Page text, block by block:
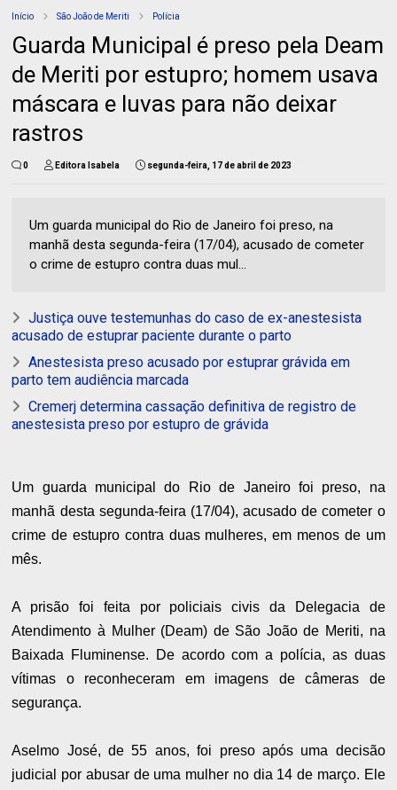
Início São João de Meriti Polícia
Guarda Municipal é preso pela Deam
de Meriti por estupro; homem usava
máscara e luvas para não deixar
rastros
0 Editora Isabela segunda-feira, 17 de abril de 2023
Um guarda municipal do Rio de Janeiro foi preso, na
manhã desta segunda-feira (17/04), acusado de cometer
o crime de estupro contra duas mul...
Justiça ouve testemunhas do caso de ex-anestesista
acusado de estuprar paciente durante o parto
Anestesista preso acusado por estuprar grávida em
parto tem audiência marcada
Cremerj determina cassação definitiva de registro de
anestesista preso por estupro de grávida
Um guarda municipal do Rio de Janeiro foi preso, na
manhã desta segunda-feira (17/04), acusado de cometer o
crime de estupro contra duas mulheres, em menos de um
mês.
A prisão foi feita por policiais civis da Delegacia de
Atendimento à Mulher (Deam) de São João de Meriti, na
Baixada Fluminense. De acordo com a polícia, as duas
vítimas o reconheceram em imagens de câmeras de
segurança.
Aselmo José, de 55 anos, foi preso após uma decisão
judicial por abusar de uma mulher no dia 14 de março. Ele